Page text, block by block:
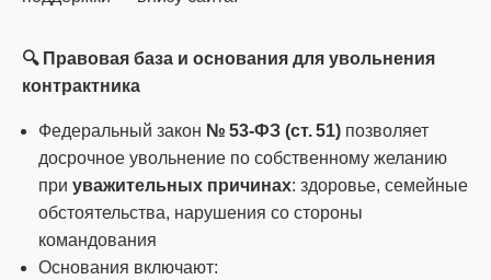
🔍 Правовая база и основания для увольнения
контрактника
Федеральный закон № 53‑ФЗ (ст. 51) позволяет
досрочное увольнение по собственному желанию
при уважительных причинах: здоровье, семейные
обстоятельства, нарушения со стороны
командования
Основания включают: